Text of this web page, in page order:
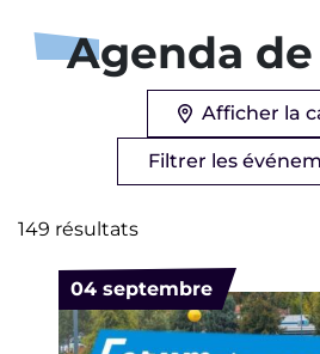
Agenda
Afficher la
Filtrer les
Filtrer les open
Liste des open
149 résultats
Le
04 septembre